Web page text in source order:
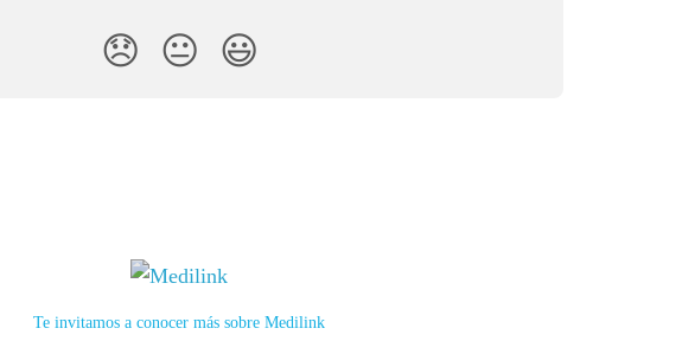
😞 😐 😃
Te invitamos a conocer más sobre Medilink